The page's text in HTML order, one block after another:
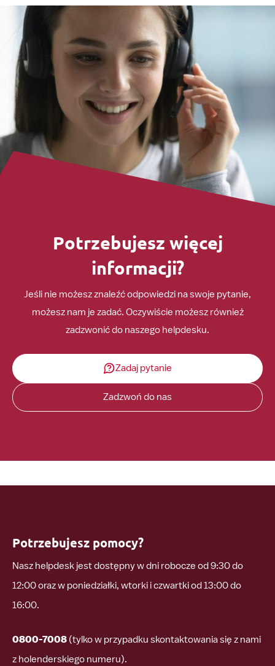
Potrzebujesz więcej
informacji?
Jeśli nie możesz znaleźć odpowiedzi na swoje pytanie,
możesz nam je zadać. Oczywiście możesz również
zadzwonić do naszego helpdesku.
Zadaj pytanie
Zadzwoń do nas
Potrzebujesz pomocy?
Nasz helpdesk jest dostępny w dni robocze od 9:30 do
12:00 oraz w poniedziałki, wtorki i czwartki od 13:00 do
16:00.
0800-7008 (tylko w przypadku skontaktowania się z nami
z holenderskiego numeru).